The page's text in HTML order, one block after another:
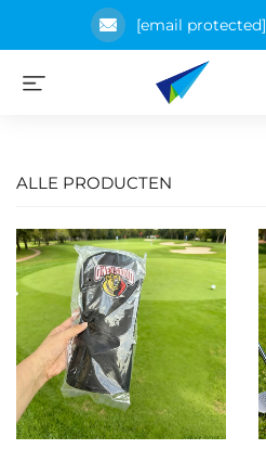
[email protected]
ALLE PRODUCTEN